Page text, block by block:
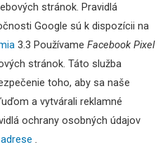
stránok. Pravidlá
Google sú k dispozícii na
3.3 Používame Facebook Pixel
stránok. Táto služba
toho, aby sa naše
a vytvárali reklamné
ochrany osobných údajov
.